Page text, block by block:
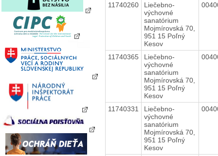
11740260
Liečebno-
výchovné
sanatórium
Mojmírovská 70,
951 15 Poľný
Kesov
11740365
Liečebno-
výchovné
sanatórium
Mojmírovská 70,
951 15 Poľný
Kesov
11740331
Liečebno-
výchovné
sanatórium
Mojmírovská 70,
951 15 Poľný
Kesov